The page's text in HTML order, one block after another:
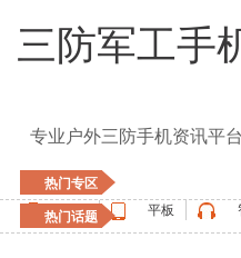
三防军工手
专业户外三防手机资讯平
热门专区
手机
平板
热门话题